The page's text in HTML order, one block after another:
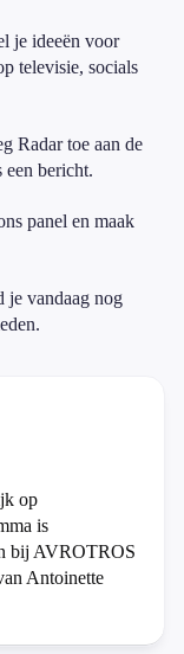
je ideeën voor
televisie, socials
Radar toe aan de
een bericht.
panel en maak
je vandaag nog
op
is
bij AVROTROS
Antoinette